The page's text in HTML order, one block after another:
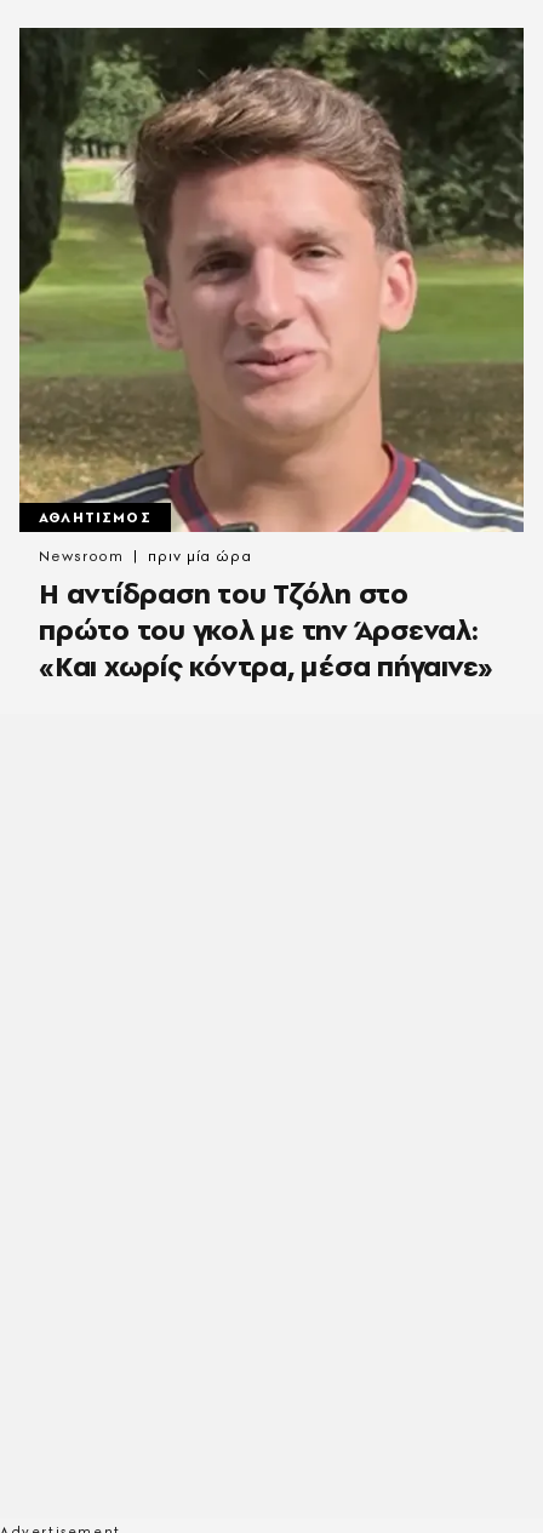
ΑΘΛΗΤΙΣΜΟΣ
Η αντίδραση του Τζόλη στο
πρώτο του γκολ με την Άρσεναλ:
«Και χωρίς κόντρα, μέσα πήγαινε»
Newsroom πριν μία ώρα